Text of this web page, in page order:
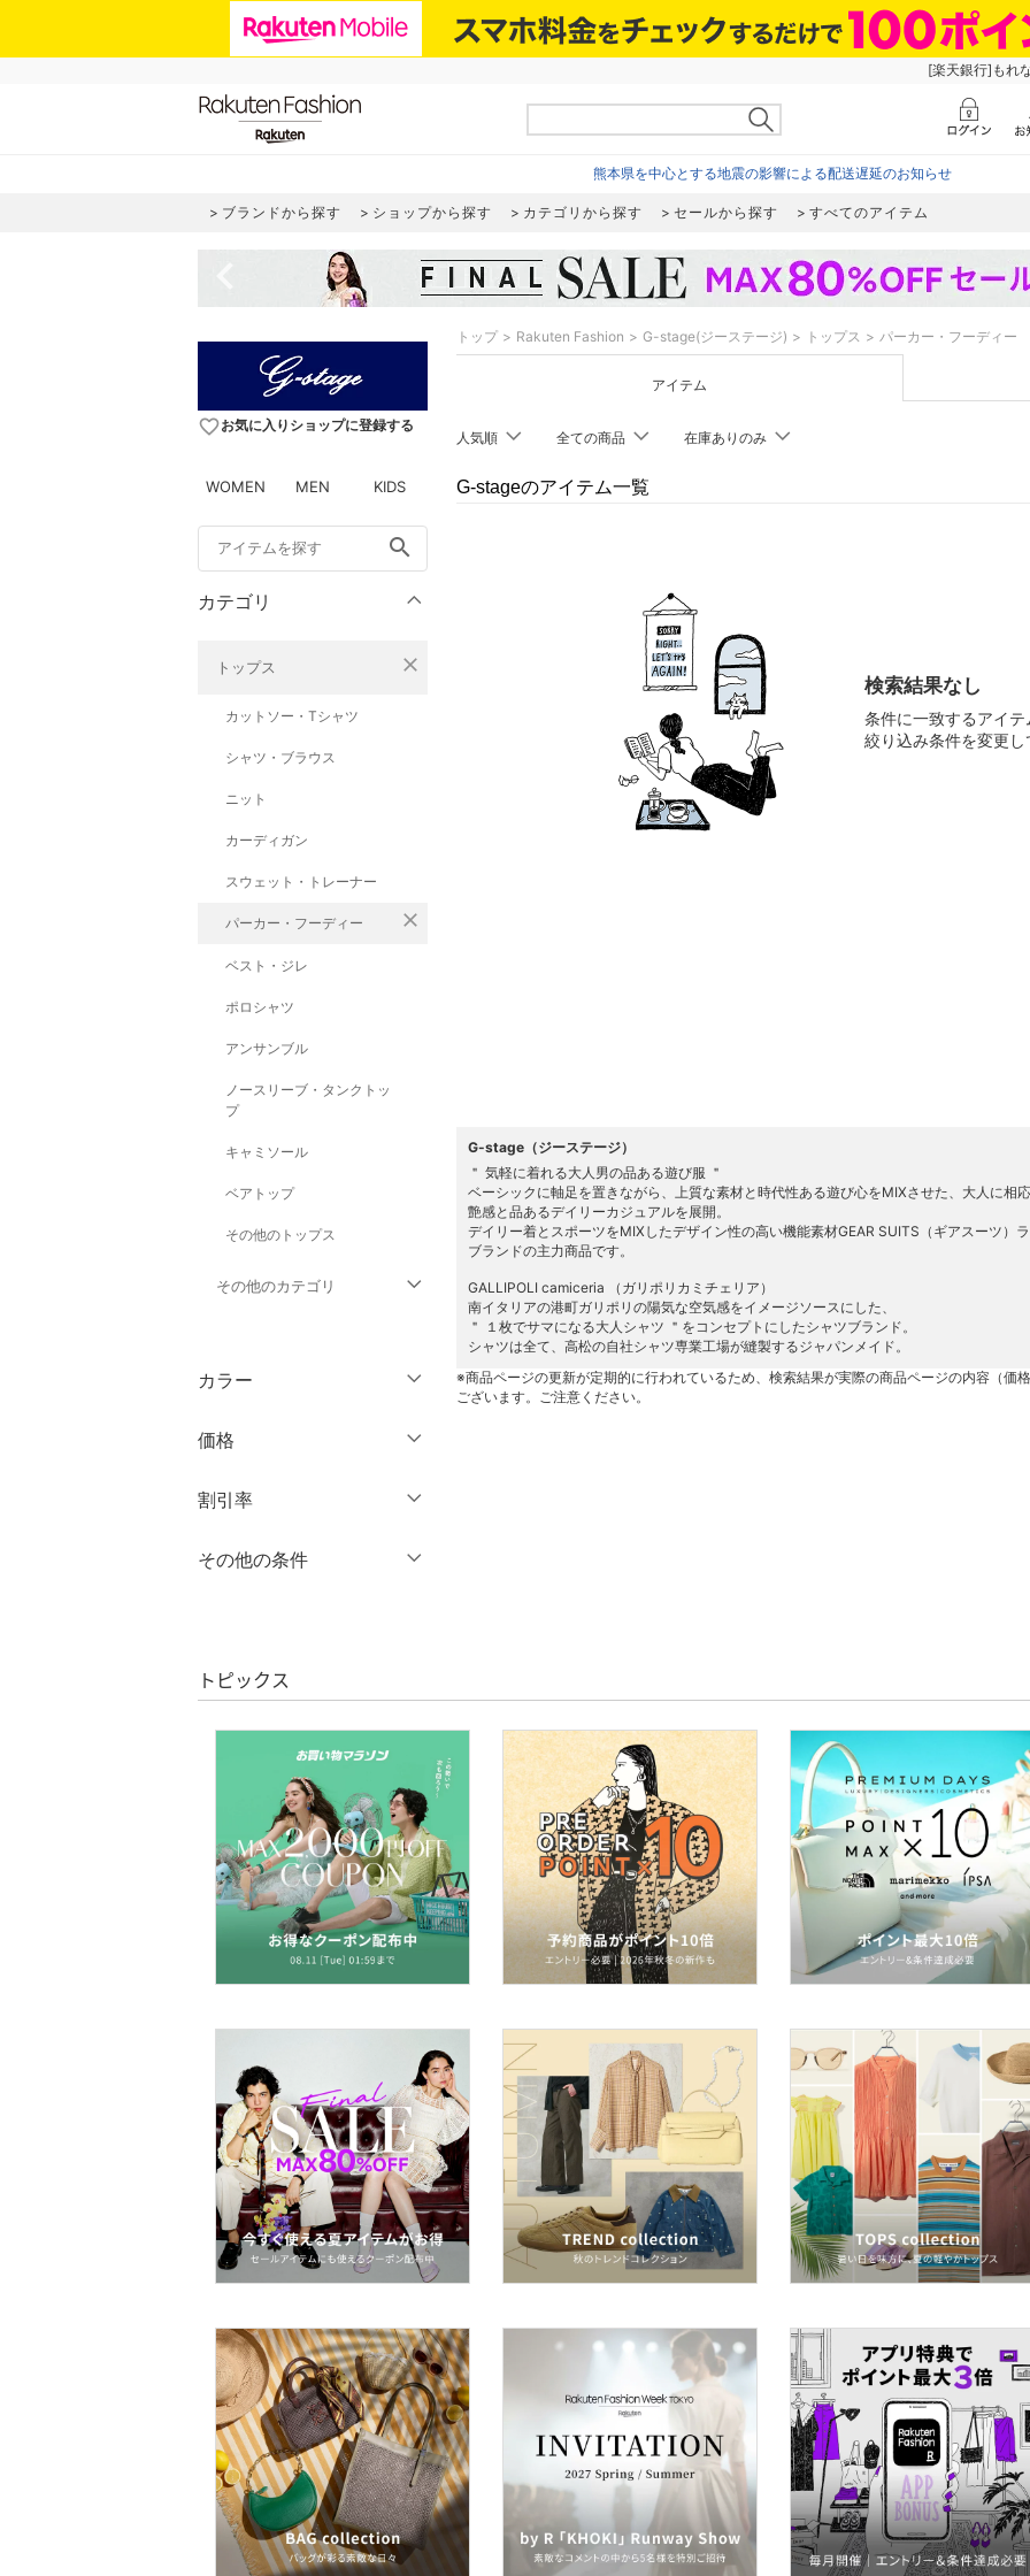
[楽天銀行]もれ
熊本県を中心とする地震の影響による配送遅延のお知らせ
ブランドから探す ショップから探す カテゴリから探す セールから探す すべてのアイテム
favorite_borderお気に入りショップに登録する
WOMEN MEN KIDS
search
カテゴリ
トップス close
カットソー・Tシャツ
シャツ・ブラウス
ニット
カーディガン
スウェット・トレーナー
パーカー・フーディー close
ベスト・ジレ
ポロシャツ
アンサンブル
ノースリーブ・タンクトッ
プ
キャミソール
ベアトップ
その他のトップス
その他のカテゴリ
パンツ
ワンピース・ドレス
スカート
オールインワン・オーバ
シューズ・靴
靴下・レッグウェア
ファッション雑貨
アクセサリー・腕時計
財布・ポーチ・ケース
ヘアアクセサリー
マタニティウェア・ベビ
ー用品
スーツ・フォーマル
水着・スイムグッズ
スキンケア
ベースメイク
メイクアップ
ネイル
カラー
価格
絞り込み
割引率
％OFF～ ％OFF
その他の条件
クリア 絞り込み
トップ Rakuten Fashion G-stage(ジーステージ) トップス パーカー・フーディー
アイテム
人気順 全ての商品 在庫ありのみ
G-stageのアイテム一覧
検索結果なし
条件に一致するアイ
絞り込み条件を変更し
G-stage（ジーステージ）
＂ 気軽に着れる大人男の品ある遊び服 ＂
ベーシックに軸足を置きながら、上質な素材と時代性ある遊び心をMIXさせた、大人に相
艶感と品あるデイリーカジュアルを展開。
デイリー着とスポーツをMIXしたデザイン性の高い機能素材GEAR SUITS（ギアスーツ）
ブランドの主力商品です。
GALLIPOLI camiceria （ガリポリカミチェリア）
南イタリアの港町ガリポリの陽気な空気感をイメージソースにした、
＂ １枚でサマになる大人シャツ ＂をコンセプトにしたシャツブランド。
シャツは全て、高松の自社シャツ専業工場が縫製するジャパンメイド。
※商品ページの更新が定期的に行われているため、検索結果が実際の商品ページの内容（価
ございます。ご注意ください。
トピックス